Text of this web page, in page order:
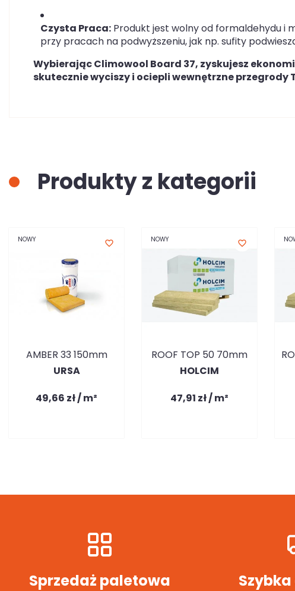
Czysta Praca: Produkt jest wolny od formaldehydu i
przy pracach na podwyższeniu, jak np. sufity
Wybierając Climowool Board 37, zyskujesz
skutecznie wyciszy i ociepli wewnętrzne przegrody
Produkty z kategorii
NOWY favorite_border
AMBER 33 150mm
URSA
49,66 zł / m²
NOWY favorite_border
ROOF TOP 50 70mm
HOLCIM
47,91 zł / m²
Sprzedaż paletowa